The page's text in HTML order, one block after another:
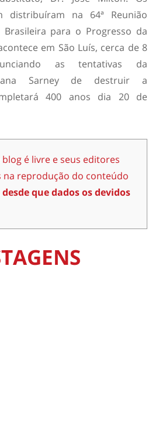
distribuíram na 64ª Reunião
Brasileira para o Progresso da
em São Luís, cerca de 8
as tentativas da
Sarney de destruir a
400 anos dia 20 de
é livre e seus editores
na reprodução do conteúdo
desde que dados os devidos